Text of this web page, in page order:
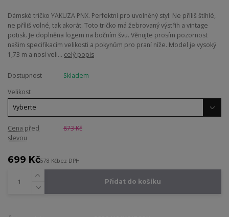
Dámské tričko YAKUZA PNX. Perfektní pro uvolněný styl: Ne příliš štíhlé,
ne příliš volné, tak akorát. Toto tričko má žebrovaný výstřih a vintage
potisk. Je doplněna logem na bočním švu. Věnujte prosím pozornost
našim specifikacím velikosti a pokynům pro praní níže. Model je vysoký
1,73 m a nosí veli... celý popis
Dostupnost
Skladem
Velikost
Cena před
slevou
873 Kč
699 Kč578 Kčbez DPH
Přidat do košíku